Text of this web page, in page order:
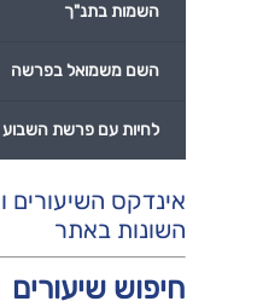
אינדקס השיעורים
השונות באתר
חיפוש שיעורים
השמות בתנ"ך
השם משמואל בפרשה
לחיות עם פרשת השבוע